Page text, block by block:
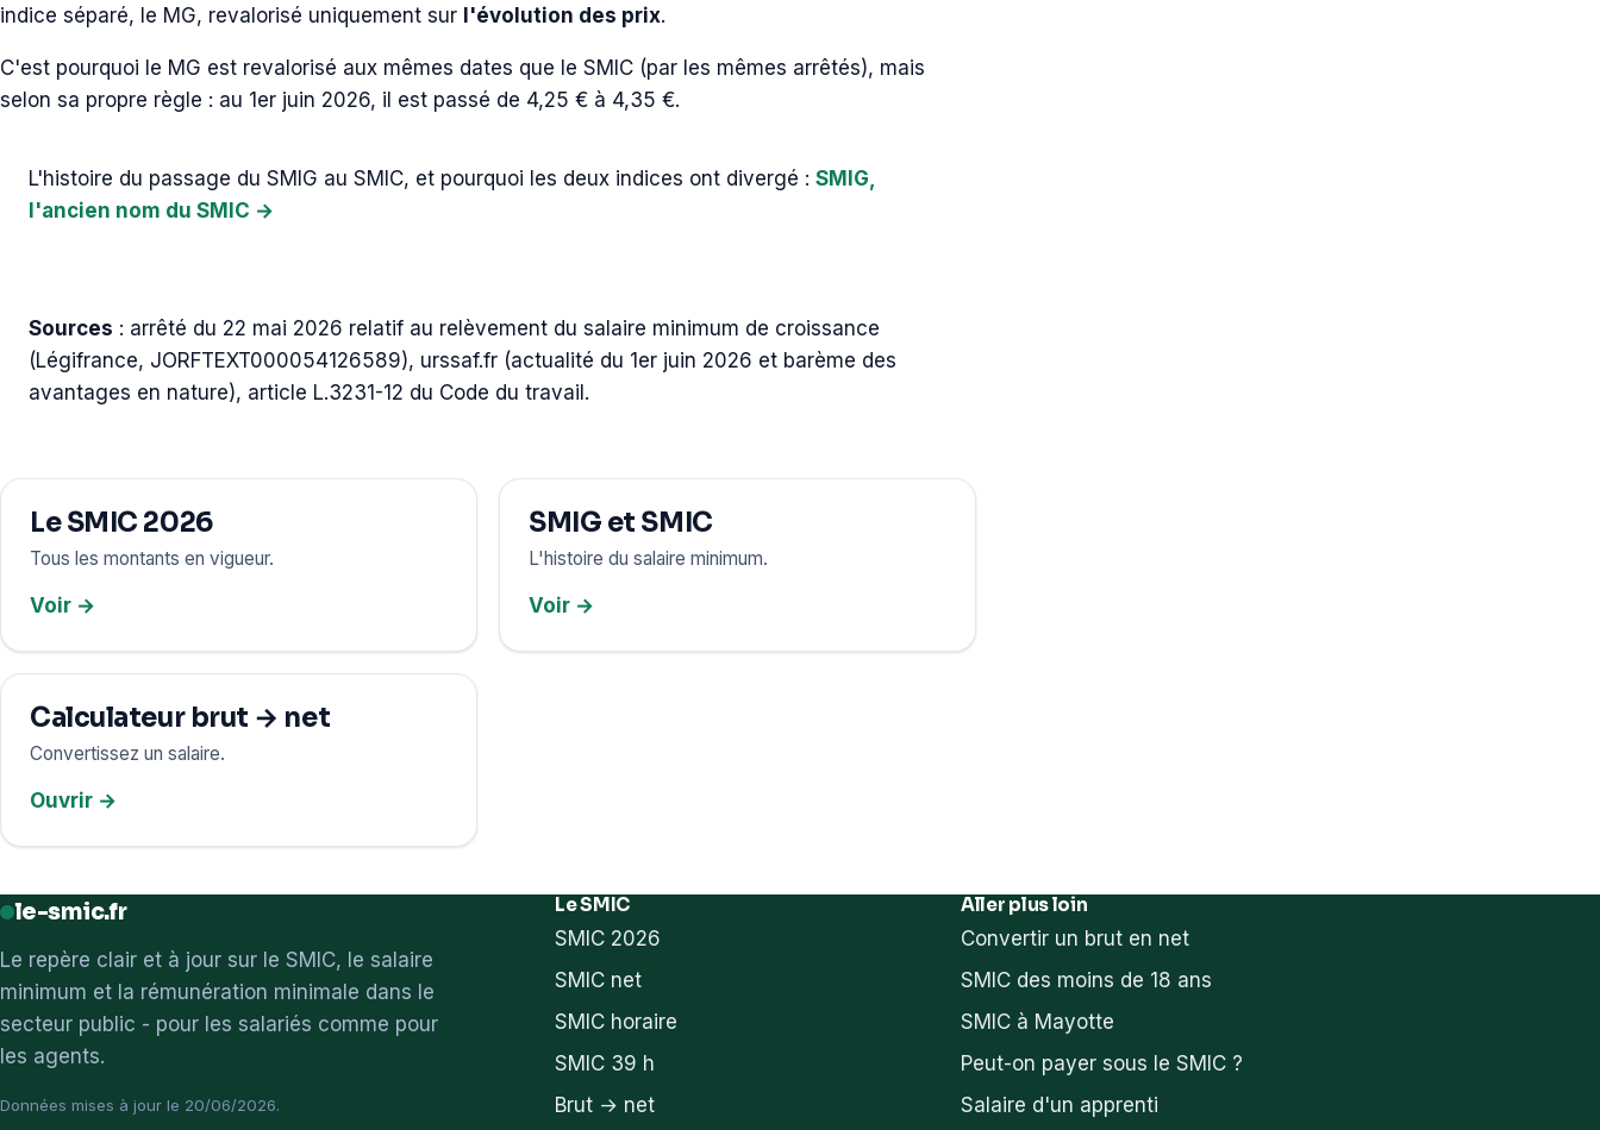
indice séparé, le MG, revalorisé uniquement sur l'évolution des prix.
C'est pourquoi le MG est revalorisé aux mêmes dates que le SMIC (par les mêmes arrêtés), mais
selon sa propre règle : au 1er juin 2026, il est passé de 4,25 € à 4,35 €.
L'histoire du passage du SMIG au SMIC, et pourquoi les deux indices ont divergé : SMIG,
l'ancien nom du SMIC →
Sources : arrêté du 22 mai 2026 relatif au relèvement du salaire minimum de croissance
(Légifrance, JORFTEXT000054126589), urssaf.fr (actualité du 1er juin 2026 et barème des
avantages en nature), article L.3231-12 du Code du travail.
Le SMIC 2026
Tous les montants en vigueur.
Voir →
SMIG et SMIC
L'histoire du salaire minimum.
Voir →
Calculateur brut → net
Convertissez un salaire.
Ouvrir →
le-smic.fr
Le repère clair et à jour sur le SMIC, le salaire
minimum et la rémunération minimale dans le
secteur public - pour les salariés comme pour
les agents.
Données mises à jour le 20/06/2026.
Le SMIC
SMIC 2026
SMIC net
SMIC horaire
SMIC 39 h
Brut → net
Aller plus loin
Convertir un brut en net
SMIC des moins de 18 ans
SMIC à Mayotte
Peut-on payer sous le SMIC ?
Salaire d'un apprenti